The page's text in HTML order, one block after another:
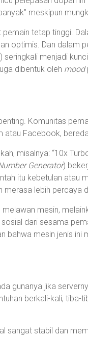
meskipun
tetap tinggi.
optimis. Dan dalam
menjadi
dibentuk oleh mood
Komunitas
atau Facebook,
misalnya: “10x
Generator)
itu kebetulan atau
merasa lebih percaya
mesin,
dari sesama
bahwa mesin jenis ini
gunanya jika
berkali-kali, tiba-
sangat stabil dan